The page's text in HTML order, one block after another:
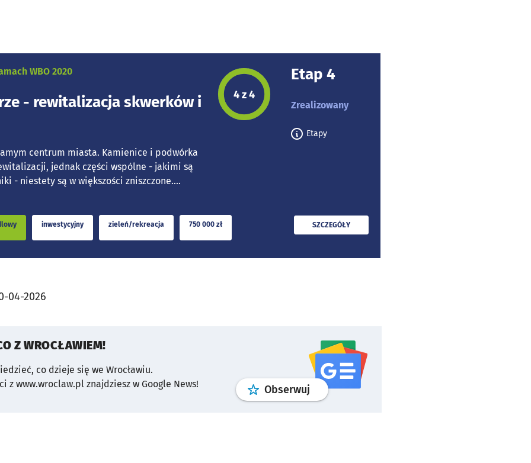
WBO 2020
- rewitalizacja skwerków i
centrum miasta. Kamienice i podwórka
jednak części wspólne - jakimi są
- niestety są w większości zniszczone....
Etap projektu:
4 z 4
Etap 4
Zrealizowany
Etapy
inwestycyjny zieleń/rekreacja 750 000 zł PRZECZYTAJ
SZCZEGÓŁY
04-2026
Z WROCŁAWIEM!
co dzieje się we Wrocławiu.
z www.wroclaw.pl znajdziesz w Google News!
Obserwuj profilgoogle news